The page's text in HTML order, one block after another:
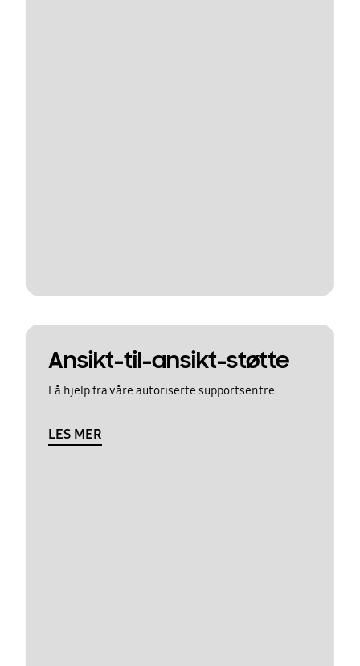
Ansikt-til-ansikt-støtte
Få hjelp fra våre autoriserte supportsentre
LES MER